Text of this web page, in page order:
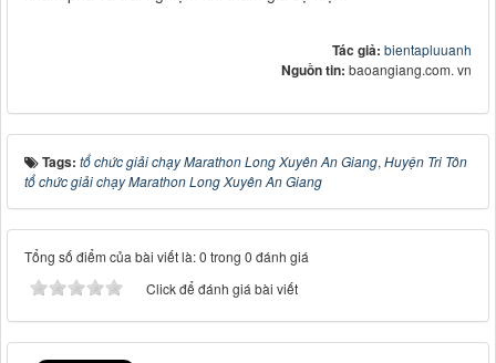
Tác giả: bientapluuanh
Nguồn tin: baoangiang.com. vn
Tags: tổ chức giải chạy Marathon Long Xuyên An Giang,Huyện Tri Tôn
tổ chức giải chạy Marathon Long Xuyên An Giang
Tổng số điểm của bài viết là: 0 trong 0 đánh giá
Click để đánh giá bài viết